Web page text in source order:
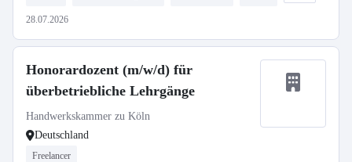
28.07.2026
Honorardozent (m/w/d) für
überbetriebliche Lehrgänge
Handwerkskammer zu Köln
Deutschland
Freelancer